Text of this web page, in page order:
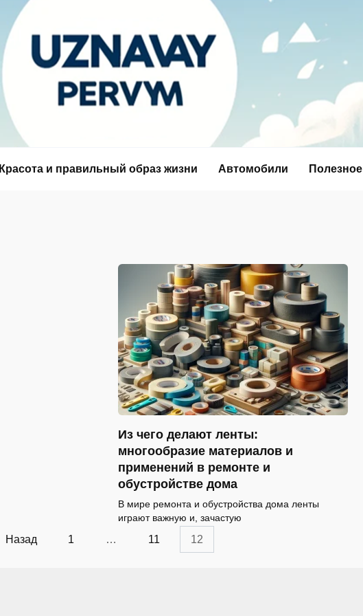
Красота и правильный образ жизни Автомобили Полезное
Из чего делают ленты:
многообразие материалов и
применений в ремонте и
обустройстве дома
В мире ремонта и обустройства дома ленты
играют важную и, зачастую
Назад 1 … 11 12